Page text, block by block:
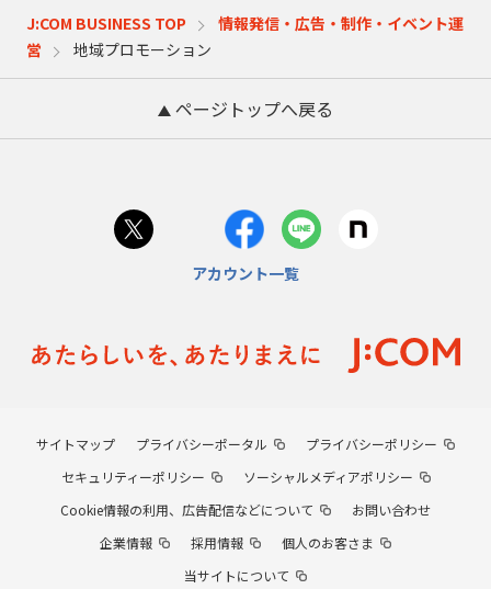
J:COM BUSINESS TOP
情報発信・広告・制作・イベント運
営
地域プロモーション
ページトップへ戻る
アカウント一覧
サイトマップ プライバシーポータル
プライバシーポリシー
セキュリティーポリシー
ソーシャルメディアポリシー
Cookie情報の利用、広告配信などについて
お問い合わせ
企業情報
採用情報
個人のお客さま
当サイトについて